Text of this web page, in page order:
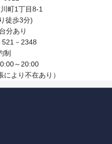
町1丁目8-1
徒歩3分)
分あり
521－2348
制
～20:00
により不在あり）